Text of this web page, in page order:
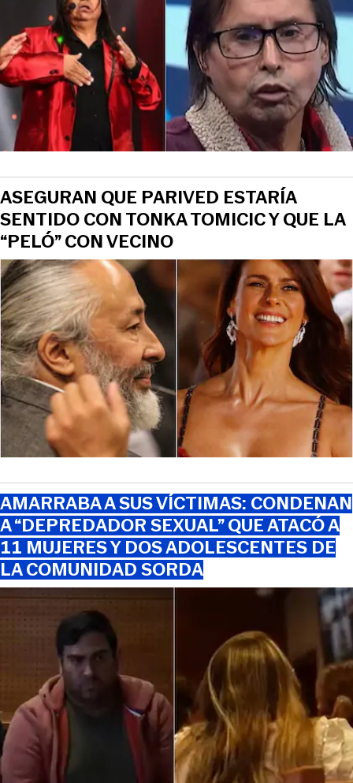
ASEGURAN QUE PARIVED ESTARÍA
SENTIDO CON TONKA TOMICIC Y QUE LA
“PELÓ” CON VECINO
AMARRABA A SUS VÍCTIMAS: CONDENAN
A “DEPREDADOR SEXUAL” QUE ATACÓ A
11 MUJERES Y DOS ADOLESCENTES DE
LA COMUNIDAD SORDA